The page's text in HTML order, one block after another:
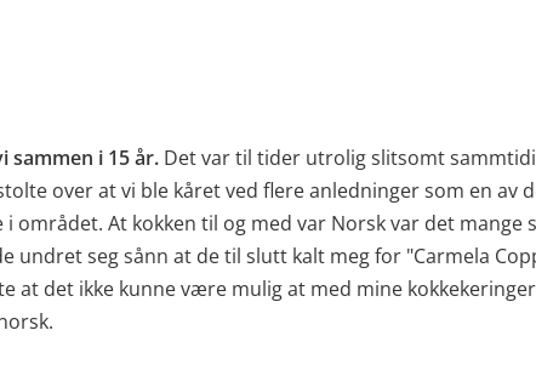
sammen i 15 år. Det var til tider utrolig slitsomt
over at vi ble kåret ved flere anledninger som en av
området. At kokken til og med var Norsk var det mange
undret seg sånn at de til slutt kalt meg for "Carmela
at det ikke kunne være mulig at med mine